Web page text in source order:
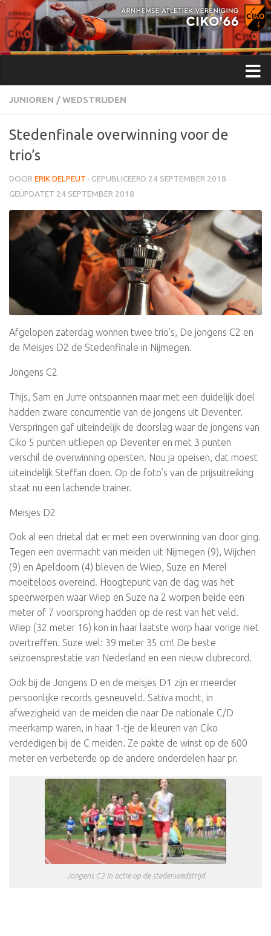
Doorgaan naar inhoud
JUNIOREN / WEDSTRIJDEN
Stedenfinale overwinning voor de
trio’s
DOOR ERIK DELPEUT · GEPUBLICEERD 24 SEPTEMBER 2018 ·
GEÜPDATET 24 SEPTEMBER 2018
Afgelopen zaterdag wonnen twee trio’s, De jongens C2 en
de Meisjes D2 de Stedenfinale in Nijmegen.
Jongens C2
Thijs, Sam en Jurre ontspannen maar met een duidelijk doel
hadden zware concurrentie van de jongens uit Deventer.
Verspringen gaf uiteindelijk de doorslag waar de jongens van
Ciko 5 punten uitliepen op Deventer en met 3 punten
verschil de overwinning opeisten. Nou ja opeisen, dat moest
uiteindelijk Steffan doen. Op de foto’s van de prijsuitreiking
staat nu een lachende trainer.
Meisjes D2
Ook al een drietal dat er met een overwinning van door ging.
Tegen een overmacht van meiden uit Nijmegen (9), Wijchen
(9) en Apeldoorn (4) bleven de Wiep, Suze en Merel
moeiteloos overeind. Hoogtepunt van de dag was het
speerwerpen waar Wiep en Suze na 2 worpen beide een
meter of 7 voorsprong hadden op de rest van het veld.
Wiep (32 meter 16) kon in haar laatste worp haar vorige niet
overtreffen. Suze wel: 39 meter 35 cm! De beste
seizoensprestatie van Nederland en een nieuw clubrecord.
Ook bij de Jongens D en de meisjes D1 zijn er meerder
persoonlijke records gesneuveld. Sativa mocht, in
afwezigheid van de meiden die naar De nationale C/D
meerkamp waren, in haar 1-tje de kleuren van Ciko
verdedigen bij de C meiden. Ze pakte de winst op de 600
meter en verbeterde op de andere onderdelen haar pr.
Jongens C2 in actie op de stedenwedstrijd